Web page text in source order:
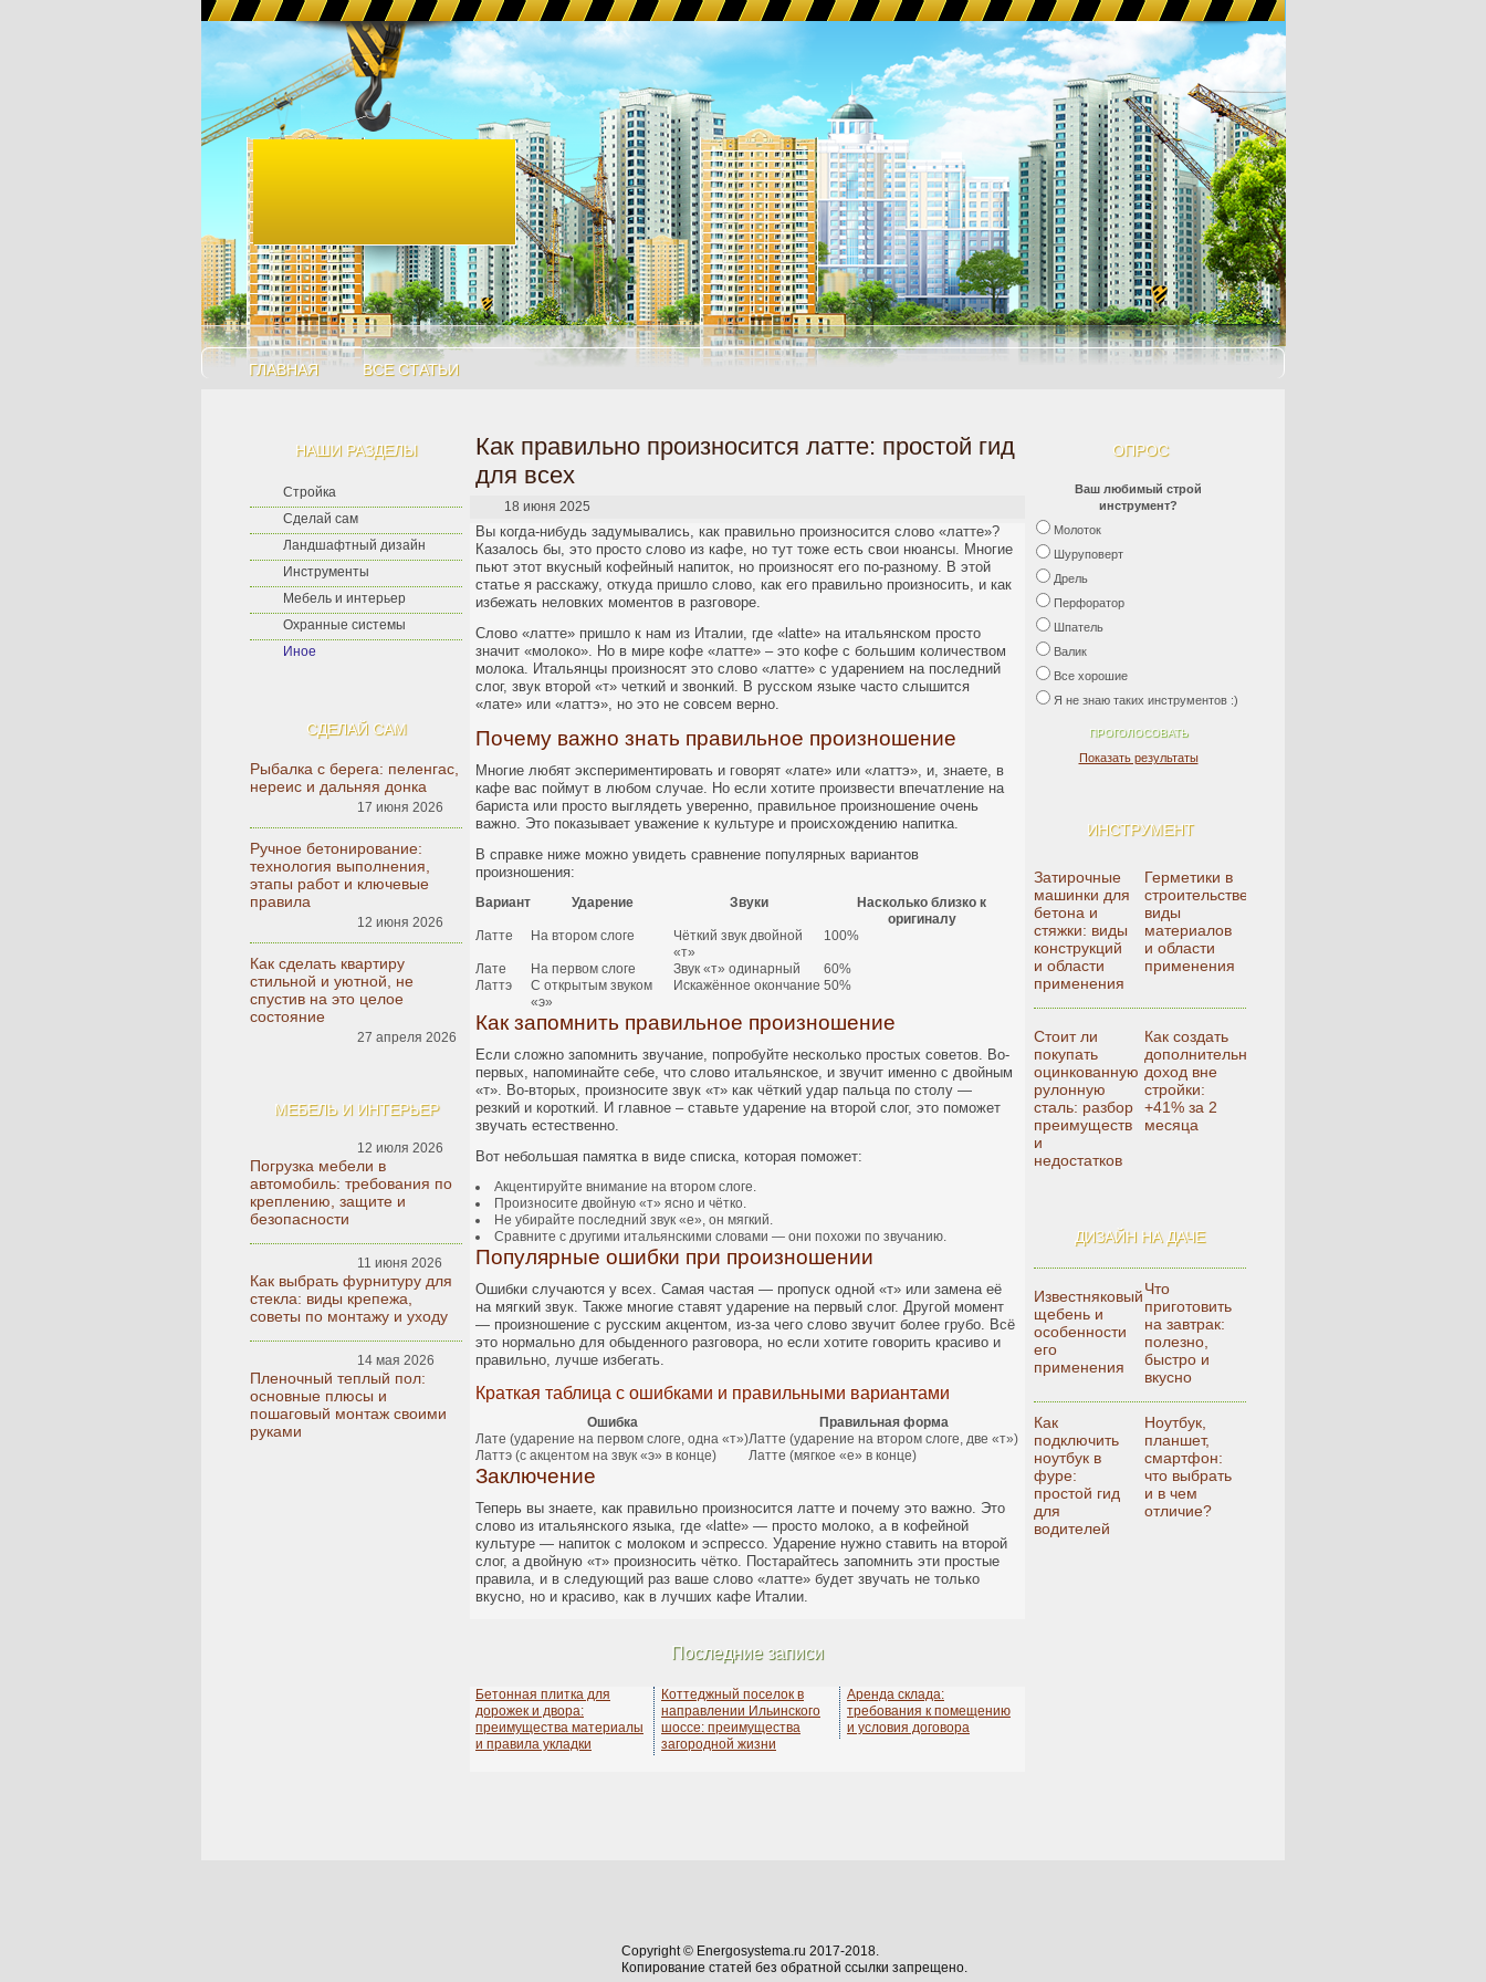
ГЛАВНАЯ ВСЕ СТАТЬИ
НАШИ РАЗДЕЛЫ
Стройка
Сделай сам
Ландшафтный дизайн
Инструменты
Мебель и интерьер
Охранные системы
Иное
СДЕЛАЙ САМ
Рыбалка с берега: пеленгас,
нереис и дальняя донка
17 июня 2026
Ручное бетонирование:
технология выполнения,
этапы работ и ключевые
правила
12 июня 2026
Как сделать квартиру
стильной и уютной, не
спустив на это целое
состояние
27 апреля 2026
МЕБЕЛЬ И ИНТЕРЬЕР
12 июля 2026
Погрузка мебели в
автомобиль: требования по
креплению, защите и
безопасности
11 июня 2026
Как выбрать фурнитуру для
стекла: виды крепежа,
советы по монтажу и уходу
14 мая 2026
Пленочный теплый пол:
основные плюсы и
пошаговый монтаж своими
руками
ОПРОС
Ваш любимый строй
инструмент?
Молоток
Шуруповерт
Дрель
Перфоратор
Шпатель
Валик
Все хорошие
Я не знаю таких инструментов :)
Показать результаты
ИНСТРУМЕНТ
Затирочные
машинки для
бетона и
стяжки: виды
конструкций
и области
применения
Герметики в
строительстве:
виды
материалов
и области
применения
Стоит ли
покупать
оцинкованную
рулонную
сталь: разбор
преимуществ
и
недостатков
Как создать
дополнительный
доход вне
стройки:
+41% за 2
месяца
ДИЗАЙН НА ДАЧЕ
Известняковый
щебень и
особенности
его
применения
Что
приготовить
на завтрак:
полезно,
быстро и
вкусно
Как
подключить
ноутбук в
фуре:
простой гид
для
водителей
Ноутбук,
планшет,
смартфон:
что выбрать
и в чем
отличие?
Как правильно произносится латте: простой гид
для всех
18 июня 2025
Вы когда-нибудь задумывались, как правильно произносится слово «латте»?
Казалось бы, это просто слово из кафе, но тут тоже есть свои нюансы. Многие
пьют этот вкусный кофейный напиток, но произносят его по-разному. В этой
статье я расскажу, откуда пришло слово, как его правильно произносить, и как
избежать неловких моментов в разговоре.
Слово «латте» пришло к нам из Италии, где «latte» на итальянском просто
значит «молоко». Но в мире кофе «латте» – это кофе с большим количеством
молока. Итальянцы произносят это слово «латте» с ударением на последний
слог, звук второй «т» четкий и звонкий. В русском языке часто слышится
«лате» или «латтэ», но это не совсем верно.
Почему важно знать правильное произношение
Многие любят экспериментировать и говорят «лате» или «латтэ», и, знаете, в
кафе вас поймут в любом случае. Но если хотите произвести впечатление на
бариста или просто выглядеть уверенно, правильное произношение очень
важно. Это показывает уважение к культуре и происхождению напитка.
В справке ниже можно увидеть сравнение популярных вариантов
произношения:
Вариант Ударение Звуки
Насколько близко к
оригиналу
Латте
На втором слоге
Чёткий звук двойной
«т»
100%
Лате На первом слоге Звук «т» одинарный
60%
Латтэ
С открытым звуком
«э»
Искажённое окончание 50%
Как запомнить правильное произношение
Если сложно запомнить звучание, попробуйте несколько простых советов. Во-
первых, напоминайте себе, что слово итальянское, и звучит именно с двойным
«т». Во-вторых, произносите звук «т» как чёткий удар пальца по столу —
резкий и короткий. И главное – ставьте ударение на второй слог, это поможет
звучать естественно.
Вот небольшая памятка в виде списка, которая поможет:
Акцентируйте внимание на втором слоге.
Произносите двойную «т» ясно и чётко.
Не убирайте последний звук «е», он мягкий.
Сравните с другими итальянскими словами — они похожи по звучанию.
Популярные ошибки при произношении
Ошибки случаются у всех. Самая частая — пропуск одной «т» или замена её
на мягкий звук. Также многие ставят ударение на первый слог. Другой момент
— произношение с русским акцентом, из-за чего слово звучит более грубо. Всё
это нормально для обыденного разговора, но если хотите говорить красиво и
правильно, лучше избегать.
Краткая таблица с ошибками и правильными вариантами
Ошибка
Правильная форма
Лате (ударение на первом слоге, одна «т»)Латте (ударение на втором слоге, две «т»)
Латтэ (с акцентом на звук «э» в конце)
Латте (мягкое «е» в конце)
Заключение
Теперь вы знаете, как правильно произносится латте и почему это важно. Это
слово из итальянского языка, где «latte» — просто молоко, а в кофейной
культуре — напиток с молоком и эспрессо. Ударение нужно ставить на второй
слог, а двойную «т» произносить чётко. Постарайтесь запомнить эти простые
правила, и в следующий раз ваше слово «латте» будет звучать не только
вкусно, но и красиво, как в лучших кафе Италии.
Последние записи
Бетонная плитка для
дорожек и двора:
преимущества материалы
и правила укладки
Коттеджный поселок в
направлении Ильинского
шоссе: преимущества
загородной жизни
Аренда склада:
требования к помещению
и условия договора
Copyright © Energosystema.ru 2017-2018.
Копирование статей без обратной ссылки запрещено.